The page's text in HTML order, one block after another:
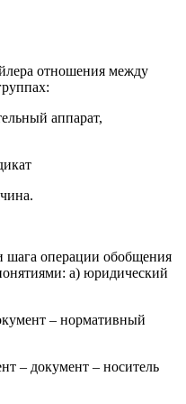
отношения между
аппарат,
шага операции обобщения
а) юридический
– нормативный
– документ – носитель